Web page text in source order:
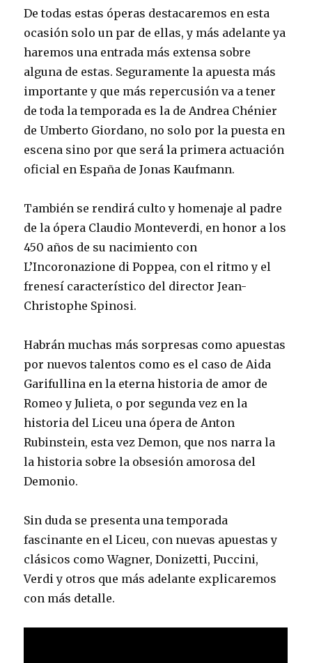
De todas estas óperas destacaremos en esta
ocasión solo un par de ellas, y más adelante ya
haremos una entrada más extensa sobre
alguna de estas. Seguramente la apuesta más
importante y que más repercusión va a tener
de toda la temporada es la de Andrea Chénier
de Umberto Giordano, no solo por la puesta en
escena sino por que será la primera actuación
oficial en España de Jonas Kaufmann.
También se rendirá culto y homenaje al padre
de la ópera Claudio Monteverdi, en honor a los
450 años de su nacimiento con
L’Incoronazione di Poppea, con el ritmo y el
frenesí característico del director Jean-
Christophe Spinosi.
Habrán muchas más sorpresas como apuestas
por nuevos talentos como es el caso de Aida
Garifullina en la eterna historia de amor de
Romeo y Julieta, o por segunda vez en la
historia del Liceu una ópera de Anton
Rubinstein, esta vez Demon, que nos narra la
la historia sobre la obsesión amorosa del
Demonio.
Sin duda se presenta una temporada
fascinante en el Liceu, con nuevas apuestas y
clásicos como Wagner, Donizetti, Puccini,
Verdi y otros que más adelante explicaremos
con más detalle.